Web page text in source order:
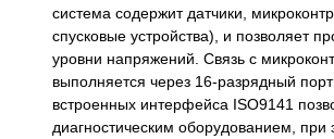
система содержит датчики,
спусковые устройства), и позволяет
уровни напряжений. Связь с
выполняется через 16-разрядный
встроенных интерфейса ISO9141
диагностическим оборудованием, при